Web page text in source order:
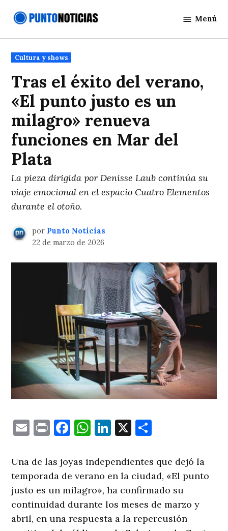
Noticias
Menú
Publicado
en
Cultura y shows
Tras el éxito del verano,
«El punto justo es un
milagro» renueva
funciones en Mar del
Plata
La pieza dirigida por Denisse Laub continúa su
viaje emocional en el espacio Cuatro Elementos
durante el otoño.
por Punto Noticias
22 de marzo de 2026
EmailPrintFacebook
WhatsApp
LinkedIn
X
Una de las joyas independientes que dejó la
temporada de verano en la ciudad, «El punto
justo es un milagro», ha confirmado su
continuidad durante los meses de marzo y
abril, en una respuesta a la repercusión